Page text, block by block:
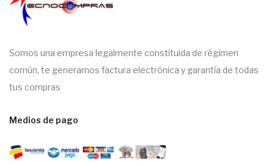
Somos una empresa legalmente constituida de régimen
común, te generamos factura electrónica y garantía de todas
tus compras
Medios de pago